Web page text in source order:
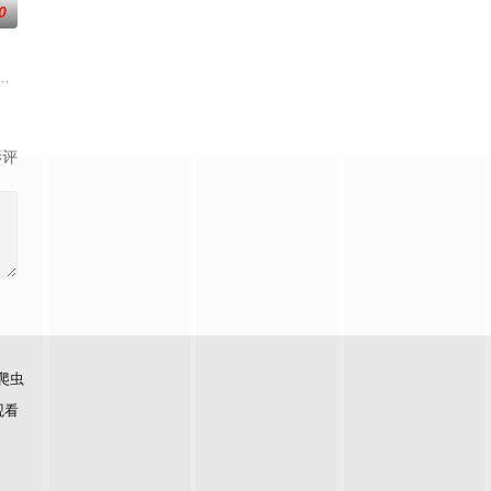
间。在宇
运大陆南云帝国有名的废物牧云身上觉醒。牧
计的《诸神黄昏》游戏世界，与觉醒自我意识的最终BOSS苏夜被迫绑定，
评
虫
看